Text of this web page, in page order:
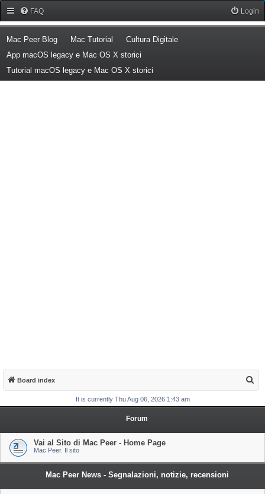
FAQ Login
Mac Peer Blog(Opens a new tab)
Mac Tutorial (Opens a new tab)
Cultura Digitale(Opens a new tab)
App macOS legacy e Mac OS X storici
Tutorial macOS legacy e Mac OS X storici
Board index
a
It is currently Thu Aug 06, 2026 1:43 am
Forum
Vai al Sito di Mac Peer - Home Page
Mac Peer. Il sito
Mac Peer News - Segnalazioni, notizie, recensioni